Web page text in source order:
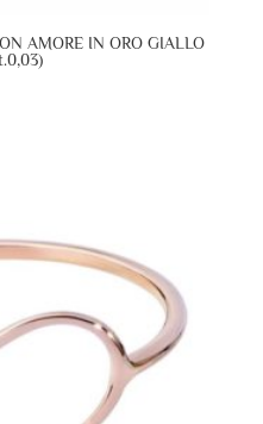
AMORE IN ORO GIALLO